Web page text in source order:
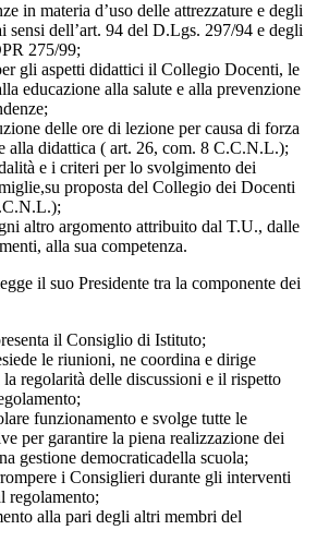
in materia d’uso delle attrezzature e degli
sensi dell’art. 94 del D.Lgs. 297/94 e degli
275/99;
gli aspetti didattici il Collegio Docenti, le
educazione alla salute e alla prevenzione
delle ore di lezione per causa di forza
alla didattica ( art. 26, com. 8 C.C.N.L.);
e i criteri per lo svolgimento dei
su proposta del Collegio dei Docenti
altro argomento attribuito dal T.U., dalle
alla sua competenza.
il suo Presidente tra la componente dei
il Consiglio di Istituto;
le riunioni, ne coordina e dirige
la regolarità delle discussioni e il rispetto
funzionamento e svolge tutte le
per garantire la piena realizzazione dei
gestione democraticadella scuola;
i Consiglieri durante gli interventi
regolamento;
alla pari degli altri membri del